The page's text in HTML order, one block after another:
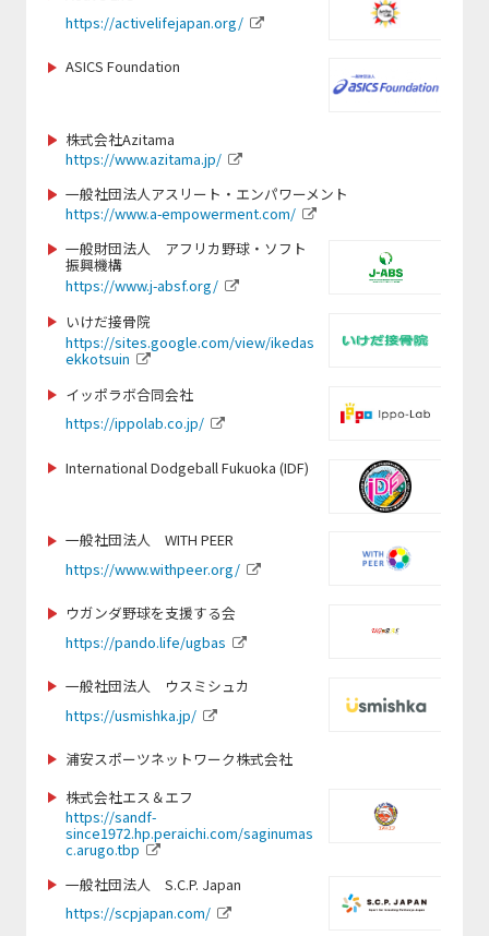
https://activelifejapan.org/
ASICS Foundation
株式会社Azitama
https://www.azitama.jp/
一般社団法人アスリート・エンパワーメント
https://www.a-empowerment.com/
一般財団法人 アフリカ野球・ソフト
振興機構
https://www.j-absf.org/
いけだ接骨院
https://sites.google.com/view/ikedas
ekkotsuin
イッポラボ合同会社
https://ippolab.co.jp/
International Dodgeball Fukuoka (IDF)
一般社団法人 WITH PEER
https://www.withpeer.org/
ウガンダ野球を支援する会
https://pando.life/ugbas
一般社団法人 ウスミシュカ
https://usmishka.jp/
浦安スポーツネットワーク株式会社
株式会社エス＆エフ
https://sandf-
since1972.hp.peraichi.com/saginumas
c.arugo.tbp
一般社団法人 S.C.P. Japan
https://scpjapan.com/
https://www.city.kamaishi.iwate.jp/
https://color-bath.jp/
https://thecultivator.jp/
https://www.frontale.co.jp/
https://footballcamp-cup.com/
https://www.globalbridge.plus/
https://www.idcj.jp/
iesa.jp
https://www.paraphoto.org
https://isca.jp.net/
http://www.budo-u.ac.jp/
https://www.tkse.org/
https://xiborg.jp
https://www.city.sapporo.jp/
https://sanix.jp/
https://samasama.site/home/play-
for-sos-2/
https://shizuoka-parasports.jp/
https://www.city.shizuoka.lg.jp/
https://synergia.co.jp/
https://www.seedsfootball.com/
https://www.instagram.com/seed_for
https://jetprogramme.org/ja/
https://ji-institute.com/
https://www.spocom.org/
https://www.kcaa-jp.org/
https://team-adp.com/
https://www.tsuzukisports.com/
https://www.city.tsuruoka.lg.jp/
https://ticadgames.org/
https://palau-consulting-company.jimdosite.com/
https://www.instagram.com/tokyotennisvibes
https://tosacho-sc.jp/
https://www.toshimakubasketball.org
/
https://tochigi-pref-sports-commission.com/
https://www.totos.or.jp/
https://policy.doshisha.ac.jp/policy/faculty/kawai/info.ht
ml
http://dreamers-inc.jp
https://gateway-hotel.co.jp/
https://www.city.narita.chiba.jp
https://www.city.nikaho.akita.jp
https://www.facebook.com/profile.php?
http://www.web-jpfa.jp
https://www.nipponbudokan.or.jp
http://www.jihf.or.jp
https://j-wfa.jp/
https://kickbase-japan.org
https://cricket.or.jp/
https://jwrf.jp/
https://www.paranori.com/
https://www.samuraitrip07.com/home
-1
http://mie-pearls.com
https://www.ran-mei.com/
https://peaceboat.org/
https://www.pref.fukuoka.lg.jp/life/5/44/202/
https://www.rugby-fukuoka.jp/
https://verspah.jp
https://corp.mizuno.com/jp
https://www.doping-guardian.com/
https://mugenservice.co.jp/
https://www.andrew.ac.jp/
https://www.monkeymagic.or.jp
https://www.giants.jp/
https://www.lovefutbol-japan.org/
https://www.ritsumei.ac.jp/shs/